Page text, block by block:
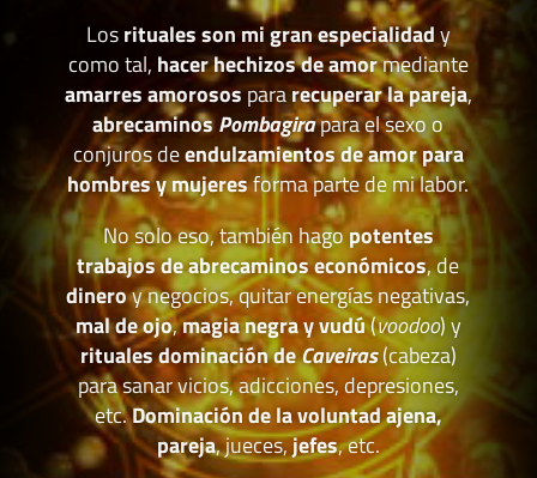
Losrituales son mi gran especialidady
como tal, hacer hechizos de amormediante
amarres amorosospararecuperar la pareja,
abrecaminosPombagirapara el sexo o
conjuros deendulzamientos de amor para
hombres y mujeresforma parte de mi labor.
No solo eso, también hagopotentes
trabajos de abrecaminos económicos, de
dineroy negocios, quitar energías negativas,
mal de ojo,magia negra y vudú(voodoo) y
rituales dominación deCaveiras(cabeza)
para sanar vicios, adicciones, depresiones,
etc.Dominación de la voluntad ajena,
pareja, jueces,jefes, etc.